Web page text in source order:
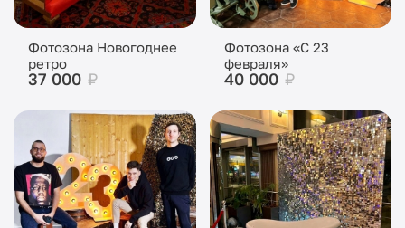
Фотозона Новогоднее
ретро
37 000 ₽
Фотозона «С 23
февраля»
40 000 ₽